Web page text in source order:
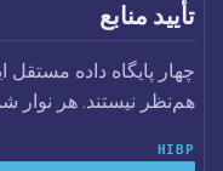
تأیید منابع
چهار پایگاه داده مستقل
هم‌نظر نیستند. هر نوار
HIBP